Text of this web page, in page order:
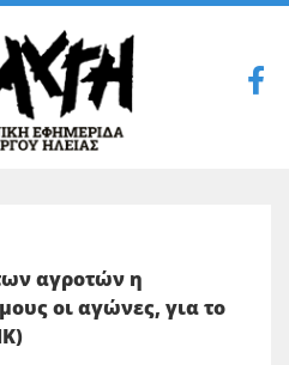
αγροτών η
οι αγώνες, για το